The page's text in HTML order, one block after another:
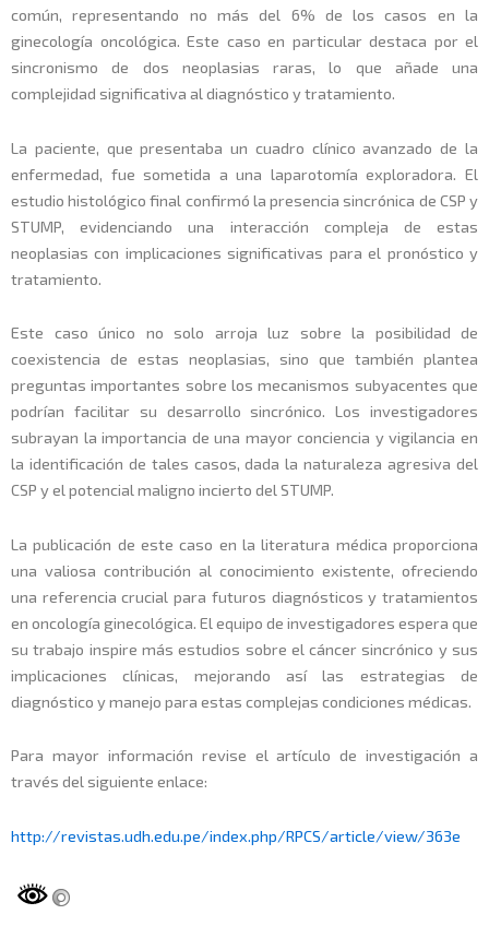
común, representando no más del 6% de los casos en la
ginecología oncológica. Este caso en particular destaca por el
sincronismo de dos neoplasias raras, lo que añade una
complejidad significativa al diagnóstico y tratamiento.
La paciente, que presentaba un cuadro clínico avanzado de la
enfermedad, fue sometida a una laparotomía exploradora. El
estudio histológico final confirmó la presencia sincrónica de CSP y
STUMP, evidenciando una interacción compleja de estas
neoplasias con implicaciones significativas para el pronóstico y
tratamiento.
Este caso único no solo arroja luz sobre la posibilidad de
coexistencia de estas neoplasias, sino que también plantea
preguntas importantes sobre los mecanismos subyacentes que
podrían facilitar su desarrollo sincrónico. Los investigadores
subrayan la importancia de una mayor conciencia y vigilancia en
la identificación de tales casos, dada la naturaleza agresiva del
CSP y el potencial maligno incierto del STUMP.
La publicación de este caso en la literatura médica proporciona
una valiosa contribución al conocimiento existente, ofreciendo
una referencia crucial para futuros diagnósticos y tratamientos
en oncología ginecológica. El equipo de investigadores espera que
su trabajo inspire más estudios sobre el cáncer sincrónico y sus
implicaciones clínicas, mejorando así las estrategias de
diagnóstico y manejo para estas complejas condiciones médicas.
Para mayor información revise el artículo de investigación a
través del siguiente enlace:
http://revistas.udh.edu.pe/index.php/RPCS/article/view/363e